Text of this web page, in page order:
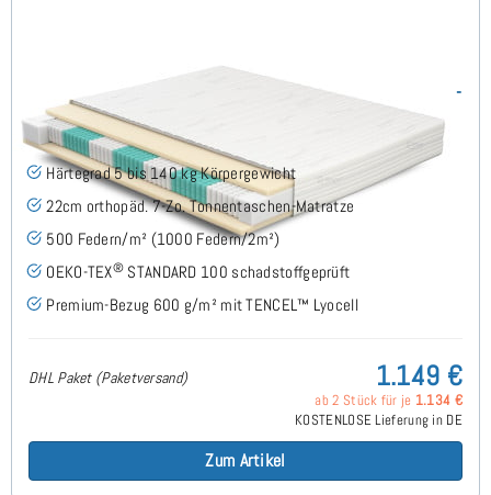
SERA H5 (TENCEL™ Lyocell) TTFK-Matratze 250x220 cm -
Sonderanfertigung
Härtegrad 5 bis 140 kg Körpergewicht
22cm orthopäd. 7-Zo. Tonnentaschen-Matratze
500 Federn/m² (1000 Federn/2m²)
OEKO-TEX® STANDARD 100 schadstoffgeprüft
Premium-Bezug 600 g/m² mit TENCEL™ Lyocell
DHL Paket (Paketversand) 1.149 €
ab 2 Stück für je 1.134 €
KOSTENLOSE Lieferung in DE
Zum Artikel